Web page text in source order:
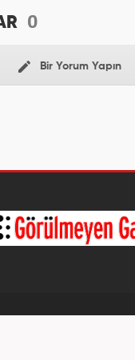
0
Bir Yorum Yapın